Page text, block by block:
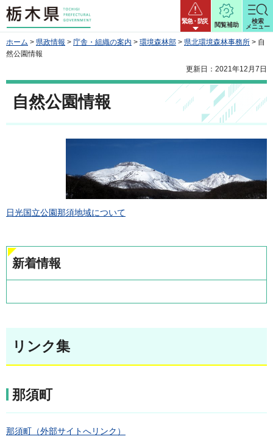
栃木県 緊急・防災
閲覧補助
検索
メニュー
ホーム > 県政情報 > 庁舎・組織の案内 > 環境森林部 > 県北環境森林事務所 > 自
然公園情報
更新日：2021年12月7日
自然公園情報
日光国立公園那須地域について
新着情報
リンク集
那須町
那須町（外部サイトへリンク）